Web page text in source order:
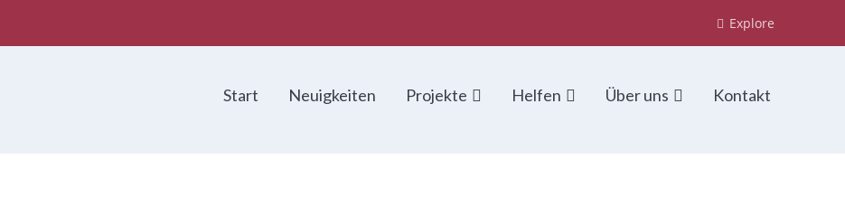
Explore
Start Neuigkeiten Projekte Helfen Über uns Kontakt